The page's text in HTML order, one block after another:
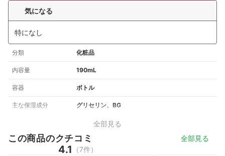
気になる
特になし
分類 化粧品
内容量 190mL
容器 ボトル
主な保湿成分 グリセリン、BG
全部見る
この商品のクチコミ 全部見る
4.1 （7件）